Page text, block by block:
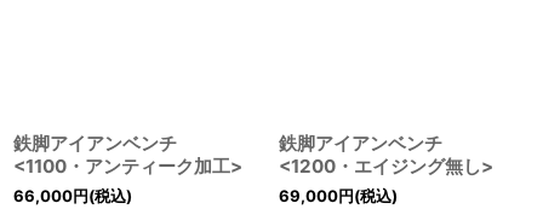
鉄脚アイアンベンチ
<1100・アンティーク加工>
66,000円(税込)
鉄脚アイアンベンチ
<1200・エイジング無し>
69,000円(税込)